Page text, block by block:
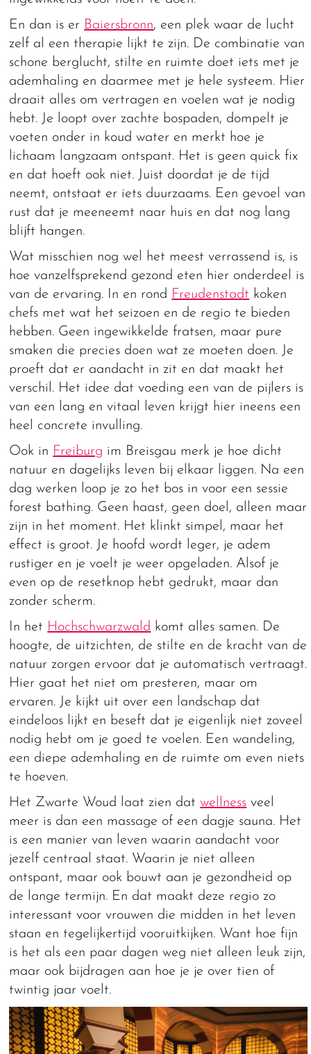
En dan is er Baiersbronn, een plek waar de lucht
zelf al een therapie lijkt te zijn. De combinatie van
schone berglucht, stilte en ruimte doet iets met je
ademhaling en daarmee met je hele systeem. Hier
draait alles om vertragen en voelen wat je nodig
hebt. Je loopt over zachte bospaden, dompelt je
voeten onder in koud water en merkt hoe je
lichaam langzaam ontspant. Het is geen quick fix
en dat hoeft ook niet. Juist doordat je de tijd
neemt, ontstaat er iets duurzaams. Een gevoel van
rust dat je meeneemt naar huis en dat nog lang
blijft hangen.
Wat misschien nog wel het meest verrassend is, is
hoe vanzelfsprekend gezond eten hier onderdeel is
van de ervaring. In en rond Freudenstadt koken
chefs met wat het seizoen en de regio te bieden
hebben. Geen ingewikkelde fratsen, maar pure
smaken die precies doen wat ze moeten doen. Je
proeft dat er aandacht in zit en dat maakt het
verschil. Het idee dat voeding een van de pijlers is
van een lang en vitaal leven krijgt hier ineens een
heel concrete invulling.
Ook in Freiburg im Breisgau merk je hoe dicht
natuur en dagelijks leven bij elkaar liggen. Na een
dag werken loop je zo het bos in voor een sessie
forest bathing. Geen haast, geen doel, alleen maar
zijn in het moment. Het klinkt simpel, maar het
effect is groot. Je hoofd wordt leger, je adem
rustiger en je voelt je weer opgeladen. Alsof je
even op de resetknop hebt gedrukt, maar dan
zonder scherm.
In het Hochschwarzwald komt alles samen. De
hoogte, de uitzichten, de stilte en de kracht van de
natuur zorgen ervoor dat je automatisch vertraagt.
Hier gaat het niet om presteren, maar om
ervaren. Je kijkt uit over een landschap dat
eindeloos lijkt en beseft dat je eigenlijk niet zoveel
nodig hebt om je goed te voelen. Een wandeling,
een diepe ademhaling en de ruimte om even niets
te hoeven.
Het Zwarte Woud laat zien datwellness veel
meer is dan een massage of een dagje sauna. Het
is een manier van leven waarin aandacht voor
jezelf centraal staat. Waarin je niet alleen
ontspant, maar ook bouwt aan je gezondheid op
de lange termijn. En dat maakt deze regio zo
interessant voor vrouwen die midden in het leven
staan en tegelijkertijd vooruitkijken. Want hoe fijn
is het als een paar dagen weg niet alleen leuk zijn,
maar ook bijdragen aan hoe je je over tien of
twintig jaar voelt.